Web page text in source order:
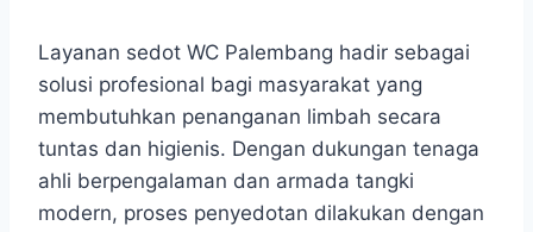
Layanan sedot WC Palembang hadir sebagai
solusi profesional bagi masyarakat yang
membutuhkan penanganan limbah secara
tuntas dan higienis. Dengan dukungan tenaga
ahli berpengalaman dan armada tangki
modern, proses penyedotan dilakukan dengan